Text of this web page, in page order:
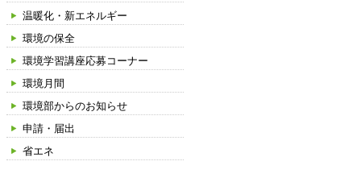
温暖化・新エネルギー
環境の保全
環境学習講座応募コーナー
環境月間
環境部からのお知らせ
申請・届出
省エネ